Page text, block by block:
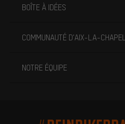
BOÎTE À IDÉES
COMMUNAUTÉ D'AIX-LA-
NOTRE ÉQUIPE